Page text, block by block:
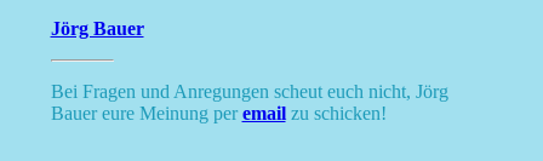
Jörg Bauer
Bei Fragen und Anregungen scheut euch nicht, Jörg
Bauer eure Meinung peremailzu schicken!